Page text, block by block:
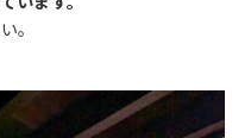
。